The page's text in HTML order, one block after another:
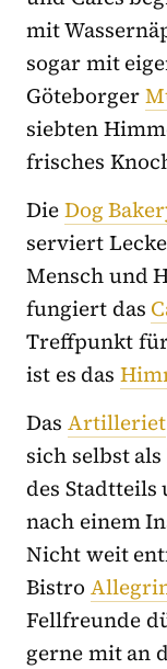
mit
sogar mit
Göteborger
siebten
frisches
DieDog
serviert
Mensch und
fungiert das
Treffpunkt
ist es das
Das Artilleriet
sich selbst
des Stadtteils
nach einem
Nicht weit
Bistro
Fellfreunde
gerne mit an